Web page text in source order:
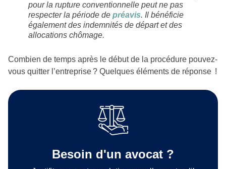
pour la rupture conventionnelle peut ne pas
respecter la période de préavis. Il bénéficie
également des indemnités de départ et des
allocations chômage.
Combien de temps après le début de la procédure pouvez-
vous quitter l’entreprise ? Quelques éléments de réponse !
Besoin d'un avocat ?